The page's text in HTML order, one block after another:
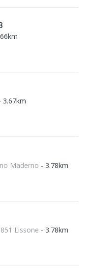
3.67km
Maderno - 3.78km
Lissone - 3.78km